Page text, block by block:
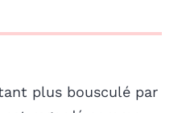
plus bousculé par